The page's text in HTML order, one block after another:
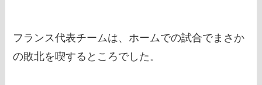
フランス代表チームは、ホームでの試合でまさか
の敗北を喫するところでした。